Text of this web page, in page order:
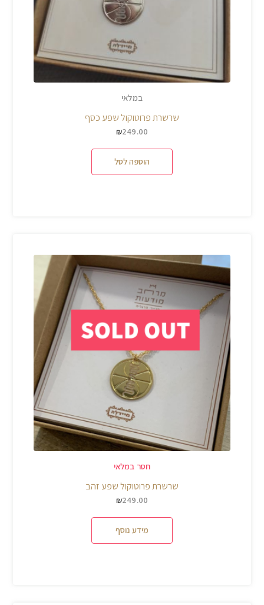
במלאי
שרשרת פרוטוקול שפע כסף
₪249.00
הוספה לסל
חסר במלאי
שרשרת פרוטוקול שפע זהב
₪249.00
מידע נוסף